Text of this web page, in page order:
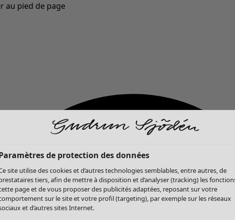
au pied de page
de protection des données
site utilise des cookies et d’autres technologies semblables, entre autres, de
tiers, afin de mettre à disposition et d’analyser (tracking) les
page et de vous proposer des publicités adaptées, reposant sur votre
sur le site et votre profil (targeting), par exemple sur les réseaux
et d’autres sites Internet.